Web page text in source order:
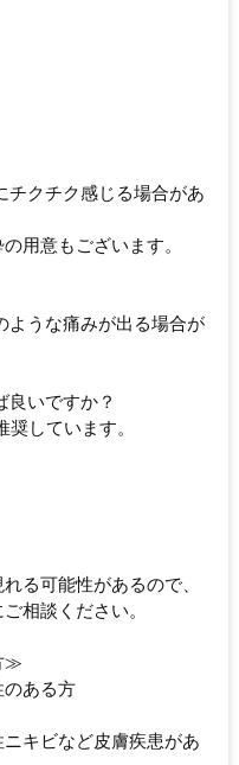
チクチク感じる場合があ
用意もございます。
ような痛みが出る場合が
良いですか？
しています。
る可能性があるので、
相談ください。
≫
のある方
キビなど皮膚疾患があ